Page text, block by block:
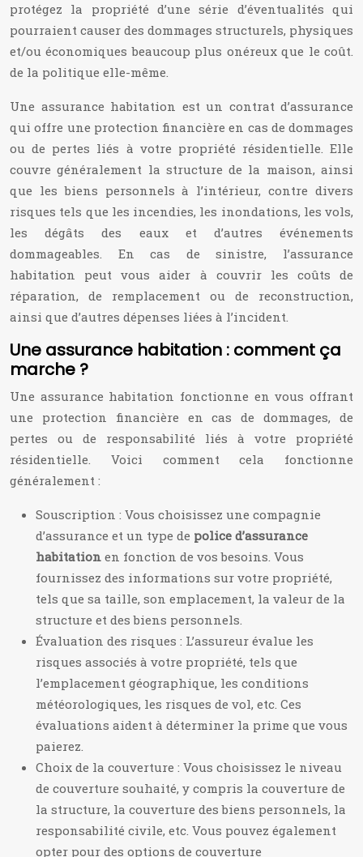
protégez la propriété d’une série d’éventualités qui
pourraient causer des dommages structurels, physiques
et/ou économiques beaucoup plus onéreux que le coût.
de la politique elle-même.
Une assurance habitation est un contrat d’assurance
qui offre une protection financière en cas de dommages
ou de pertes liés à votre propriété résidentielle. Elle
couvre généralement la structure de la maison, ainsi
que les biens personnels à l’intérieur, contre divers
risques tels que les incendies, les inondations, les vols,
les dégâts des eaux et d’autres événements
dommageables. En cas de sinistre, l’assurance
habitation peut vous aider à couvrir les coûts de
réparation, de remplacement ou de reconstruction,
ainsi que d’autres dépenses liées à l’incident.
Une assurance habitation : comment ça
marche ?
Une assurance habitation fonctionne en vous offrant
une protection financière en cas de dommages, de
pertes ou de responsabilité liés à votre propriété
résidentielle. Voici comment cela fonctionne
généralement :
Souscription : Vous choisissez une compagnie
d’assurance et un type de police d’assurance
habitation en fonction de vos besoins. Vous
fournissez des informations sur votre propriété,
tels que sa taille, son emplacement, la valeur de la
structure et des biens personnels.
Évaluation des risques : L’assureur évalue les
risques associés à votre propriété, tels que
l’emplacement géographique, les conditions
météorologiques, les risques de vol, etc. Ces
évaluations aident à déterminer la prime que vous
paierez.
Choix de la couverture : Vous choisissez le niveau
de couverture souhaité, y compris la couverture de
la structure, la couverture des biens personnels, la
responsabilité civile, etc. Vous pouvez également
opter pour des options de couverture